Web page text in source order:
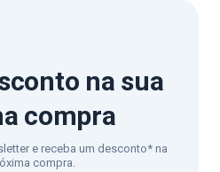
na sua
compra
e receba um desconto* na
compra.